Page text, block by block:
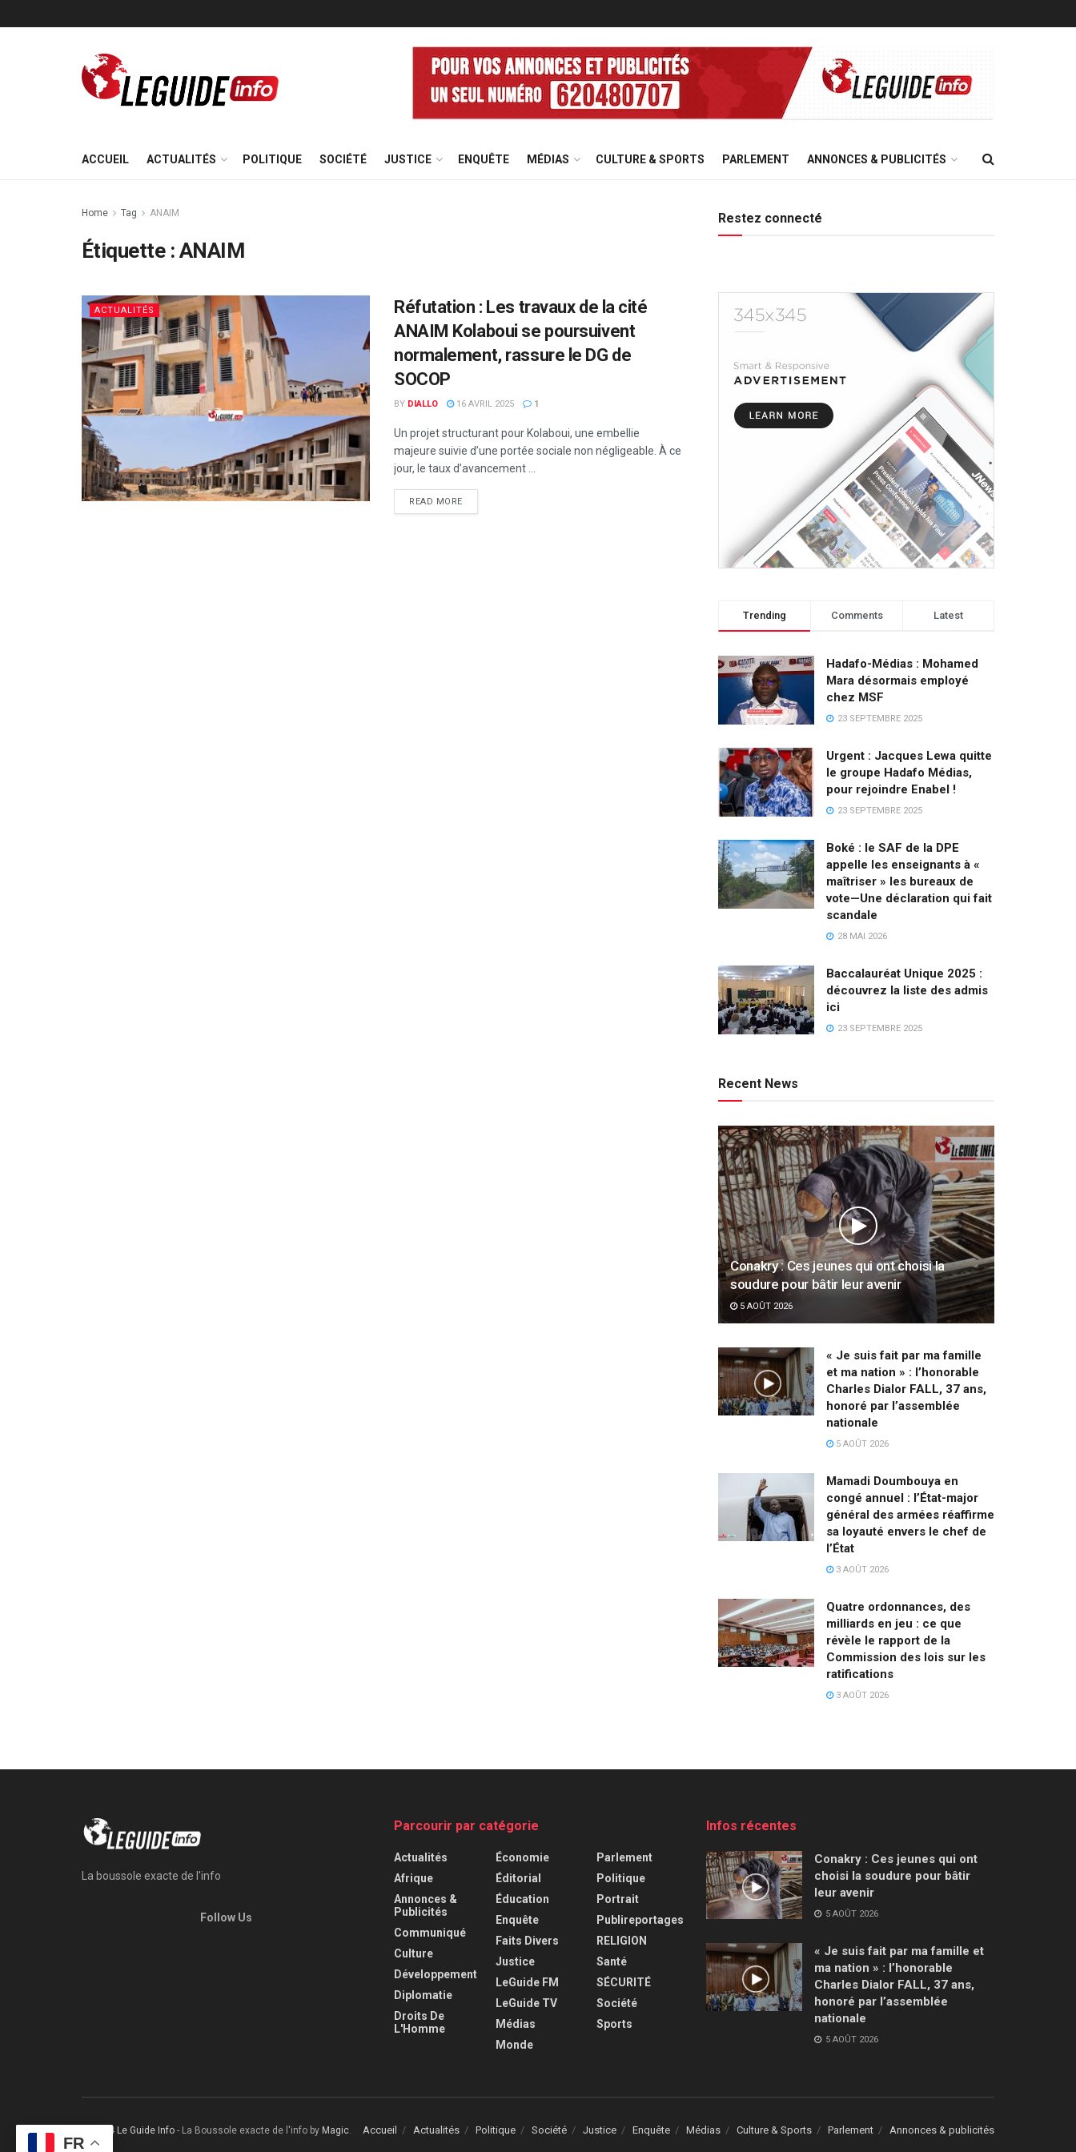
ACCUEIL ACTUALITÉS POLITIQUE SOCIÉTÉ JUSTICE ENQUÊTE MÉDIAS CULTURE & SPORTS PARLEMENT ANNONCES & PUBLICITÉS
Home Tag ANAIM
Étiquette : ANAIM
ACTUALITÉS
Réfutation : Les travaux de la cité
ANAIM Kolaboui se poursuivent
normalement, rassure le DG de
SOCOP
BY DIALLO 16 AVRIL 2025 1
Un projet structurant pour Kolaboui, une embellie
majeure suivie d’une portée sociale non négligeable. À ce
jour, le taux d’avancement ...
READ MORE
Restez connecté
Trending Comments Latest
Hadafo-Médias : Mohamed
Mara désormais employé
chez MSF
23 SEPTEMBRE 2025
Urgent : Jacques Lewa quitte
le groupe Hadafo Médias,
pour rejoindre Enabel !
23 SEPTEMBRE 2025
Boké : le SAF de la DPE
appelle les enseignants à «
maîtriser » les bureaux de
vote—Une déclaration qui fait
scandale
28 MAI 2026
Baccalauréat Unique 2025 :
découvrez la liste des admis
ici
23 SEPTEMBRE 2025
Recent News
Conakry : Ces jeunes qui ont choisi la
soudure pour bâtir leur avenir
5 AOÛT 2026
« Je suis fait par ma famille
et ma nation » : l’honorable
Charles Dialor FALL, 37 ans,
honoré par l’assemblée
nationale
5 AOÛT 2026
Mamadi Doumbouya en
congé annuel : l’État-major
général des armées réaffirme
sa loyauté envers le chef de
l’État
3 AOÛT 2026
Quatre ordonnances, des
milliards en jeu : ce que
révèle le rapport de la
Commission des lois sur les
ratifications
3 AOÛT 2026
La boussole exacte de l'info
Follow Us
Parcourir par catégorie
Actualités
Afrique
Annonces &
Publicités
Communiqué
Culture
Développement
Diplomatie
Droits De
L'Homme
Économie
Éditorial
Éducation
Enquête
Faits Divers
Justice
LeGuide FM
LeGuide TV
Médias
Monde
Parlement
Politique
Portrait
Publireportages
RELIGION
Santé
SÉCURITÉ
Société
Sports
Infos récentes
Conakry : Ces jeunes qui ont
choisi la soudure pour bâtir
leur avenir
5 AOÛT 2026
« Je suis fait par ma famille et
ma nation » : l’honorable
Charles Dialor FALL, 37 ans,
honoré par l’assemblée
nationale
5 AOÛT 2026
Accueil Actualités Politique Société Justice Enquête Médias Culture & Sports Parlement Annonces & publicités
© 2024 Le Guide Info - La Boussole exacte de l'info by Magic
FR